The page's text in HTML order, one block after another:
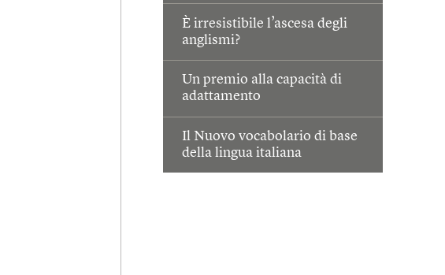
È irresistibile l’ascesa degli
anglismi?
Un premio alla capacità di
adattamento
Il Nuovo vocabolario di base
della lingua italiana